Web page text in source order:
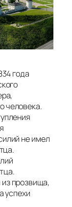
года
человека.
не имел
.
прозвища,
успехи